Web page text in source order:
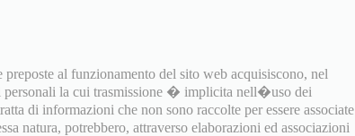
al funzionamento del sito web acquisiscono, nel
personali la cui trasmissione � implicita nell�uso dei
di informazioni che non sono raccolte per essere associate
natura, potrebbero, attraverso elaborazioni ed associazioni